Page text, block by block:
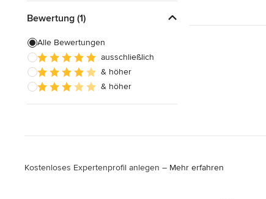
Landschaftsarchitekten
Armaturen & Sanitärbedarf
Beleuchtung
Einbauschränke
Bewertung (1)
Alle Bewertungen
ausschließlich
& höher
& höher
Kostenloses Expertenprofil anlegen – Mehr erfahren